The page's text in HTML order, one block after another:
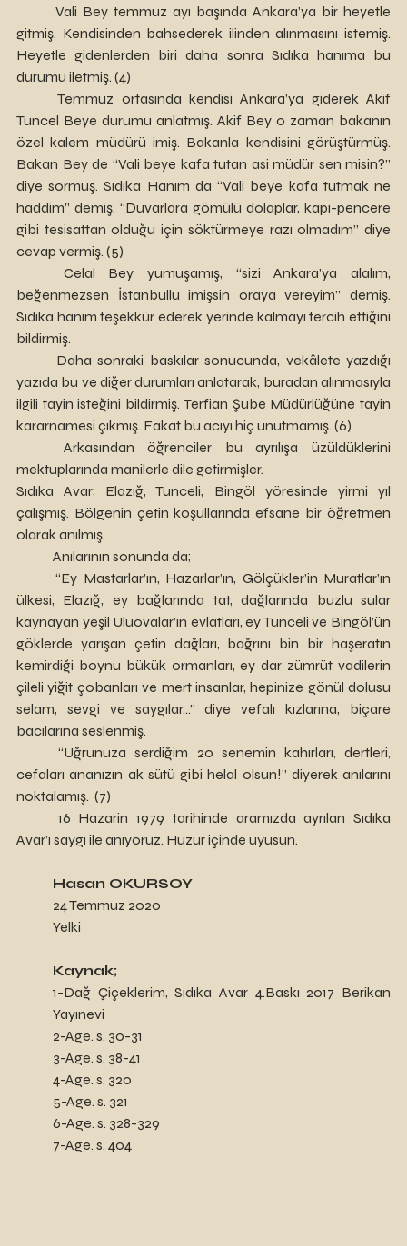
gitmiş. Kendisinden bahsederek ilinden alınmasını istemiş.
Heyetle gidenlerden biri daha sonra Sıdıka hanıma bu
durumu iletmiş. (4)
	Temmuz ortasında kendisi Ankara’ya giderek Akif
Tuncel Beye durumu anlatmış. Akif Bey o zaman bakanın
özel kalem müdürü imiş. Bakanla kendisini görüştürmüş.
Bakan Bey de “Vali beye kafa tutan asi müdür sen misin?”
diye sormuş. Sıdıka Hanım da “Vali beye kafa tutmak ne
haddim” demiş. “Duvarlara gömülü dolaplar, kapı-pencere
gibi tesisattan olduğu için söktürmeye razı olmadım” diye
cevap vermiş. (5)
beğenmezsen İstanbullu imişsin oraya vereyim” demiş.
Sıdıka hanım teşekkür ederek yerinde kalmayı tercih ettiğini
bildirmiş.
yazıda bu ve diğer durumları anlatarak, buradan alınmasıyla
ilgili tayin isteğini bildirmiş. Terfian Şube Müdürlüğüne tayin
kararnamesi çıkmış. Fakat bu acıyı hiç unutmamış. (6)
mektuplarında manilerle dile getirmişler.
Sıdıka Avar; Elazığ, Tunceli, Bingöl yöresinde yirmi yıl
çalışmış. Bölgenin çetin koşullarında efsane bir öğretmen
olarak anılmış.
	Anılarının sonunda da;
	“Ey Mastarlar’ın, Hazarlar’ın, Gölçükler’in Muratlar’ın
ülkesi, Elazığ, ey bağlarında tat, dağlarında buzlu sular
kaynayan yeşil Uluovalar’ın evlatları, ey Tunceli ve Bingöl’ün
göklerde yarışan çetin dağları, bağrını bin bir haşeratın
kemirdiği boynu bükük ormanları, ey dar zümrüt vadilerin
çileli yiğit çobanları ve mert insanlar, hepinize gönül dolusu
selam, sevgi ve saygılar…” diye vefalı kızlarına, biçare
bacılarına seslenmiş.
	“Uğrunuza serdiğim 20 senemin kahırları, dertleri,
cefaları ananızın ak sütü gibi helal olsun!” diyerek anılarını
noktalamış.  (7)
Avar’ı saygı ile anıyoruz. Huzur içinde uyusun.
Hasan OKURSOY
24 Temmuz 2020
Yelki
Kaynak;
1-Dağ Çiçeklerim, Sıdıka Avar 4.Baskı 2017 Berikan
Yayınevi
2-Age. s. 30-31
3-Age. s. 38-41
4-Age. s. 320
5-Age. s. 321
6-Age. s. 328-329
7-Age. s. 404